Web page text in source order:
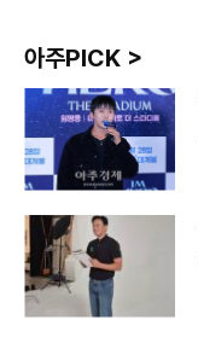
아주PICK >